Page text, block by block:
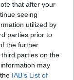
that after your
seeing
utilized by
parties prior to
the further
parties on the
may
IAB’s List of
video + text